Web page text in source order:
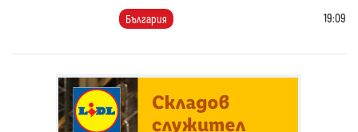
България 19:09